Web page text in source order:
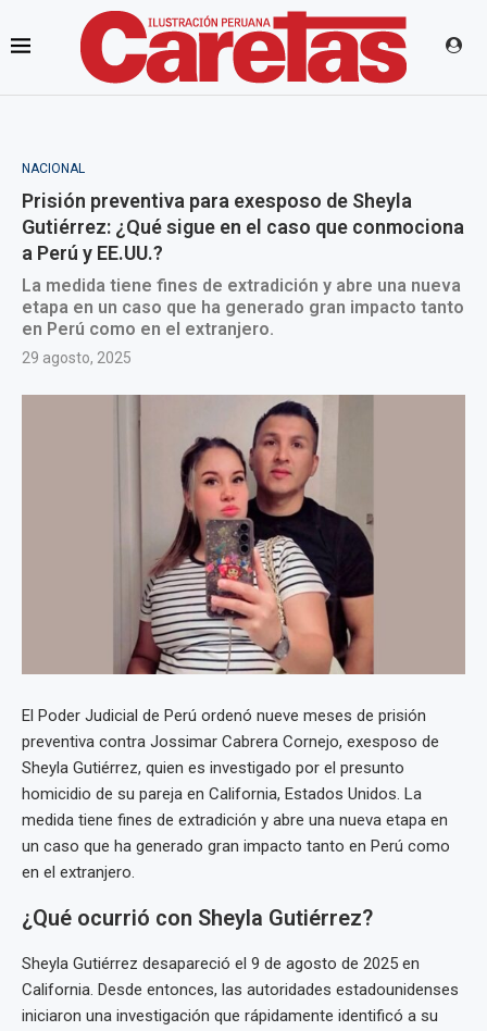
NACIONAL
Prisión preventiva para exesposo de Sheyla
Gutiérrez: ¿Qué sigue en el caso que conmociona
a Perú y EE.UU.?
La medida tiene fines de extradición y abre una nueva
etapa en un caso que ha generado gran impacto tanto
en Perú como en el extranjero.
29 agosto, 2025
El Poder Judicial de Perú ordenó nueve meses de prisión
preventiva contra Jossimar Cabrera Cornejo, exesposo de
Sheyla Gutiérrez, quien es investigado por el presunto
homicidio de su pareja en California, Estados Unidos. La
medida tiene fines de extradición y abre una nueva etapa en
un caso que ha generado gran impacto tanto en Perú como
en el extranjero.
¿Qué ocurrió con Sheyla Gutiérrez?
Sheyla Gutiérrez desapareció el 9 de agosto de 2025 en
California. Desde entonces, las autoridades estadounidenses
iniciaron una investigación que rápidamente identificó a su